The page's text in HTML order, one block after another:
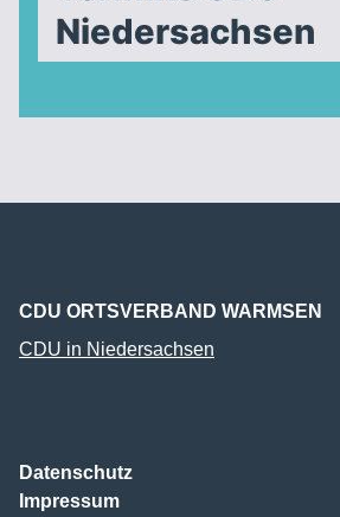
Niedersachsen
CDU ORTSVERBAND WARMSEN
CDU in Niedersachsen
Datenschutz
Impressum